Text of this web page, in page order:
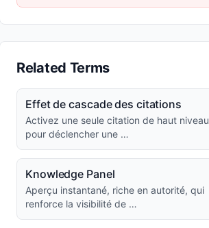
Related Terms
Effet de cascade des citations
Activez une seule citation de haut niveau
pour déclencher une …
Knowledge Panel
Aperçu instantané, riche en autorité, qui
renforce la visibilité de …